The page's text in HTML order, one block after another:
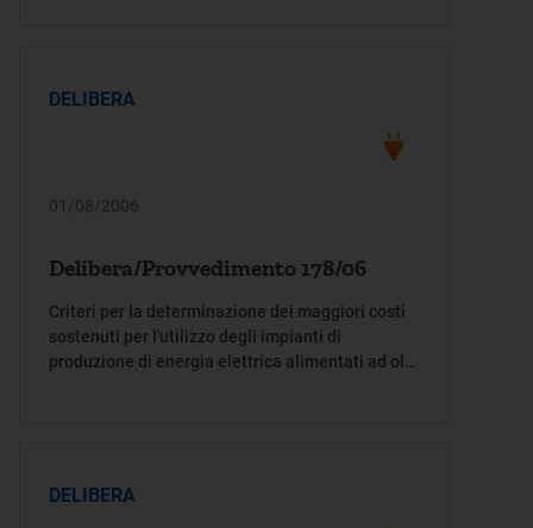
DELIBERA
01/08/2006
Delibera/Provvedimento 178/06
Criteri per la determinazione dei maggiori costi
sostenuti per l'utilizzo degli impianti di
produzione di energia elettrica alimentati ad olio
DELIBERA